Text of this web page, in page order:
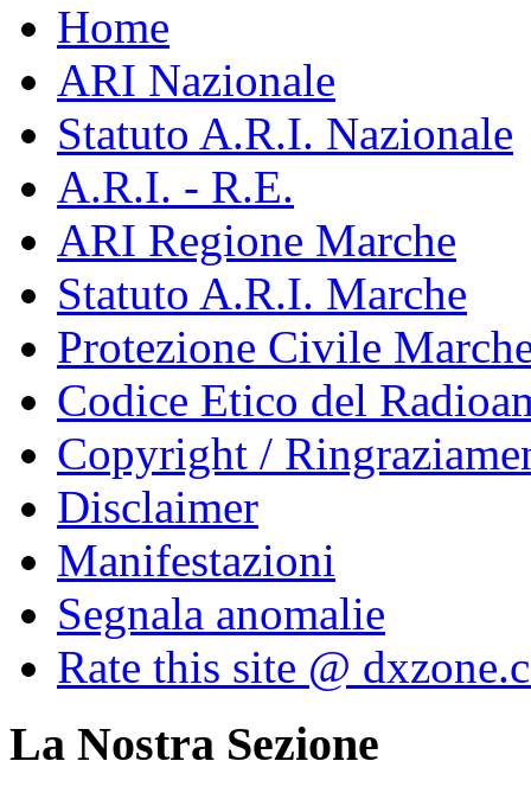
Home
ARI Nazionale
Statuto A.R.I. Nazionale
A.R.I. - R.E.
ARI Regione Marche
Statuto A.R.I. Marche
Protezione Civile
Codice Etico del
Copyright /
Disclaimer
Manifestazioni
Segnala anomalie
Rate this site @
La Nostra Sezione